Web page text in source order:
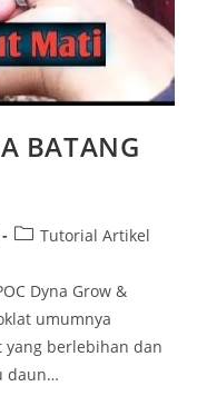
BATANG
Tutorial Artikel
Dyna Grow &
umumnya
berlebihan dan
daun…